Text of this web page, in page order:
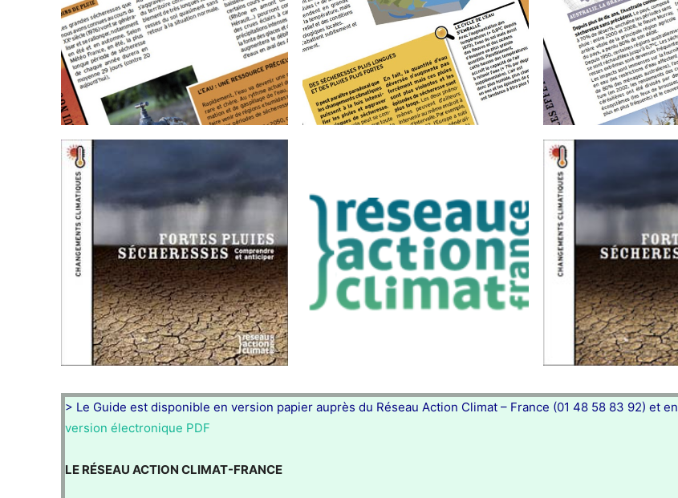
> Le Guide est disponible en version papier auprès du Réseau Action Climat – France (01 48 58 83 92) et en
version électronique PDF
LE RÉSEAU ACTION CLIMAT-FRANCE